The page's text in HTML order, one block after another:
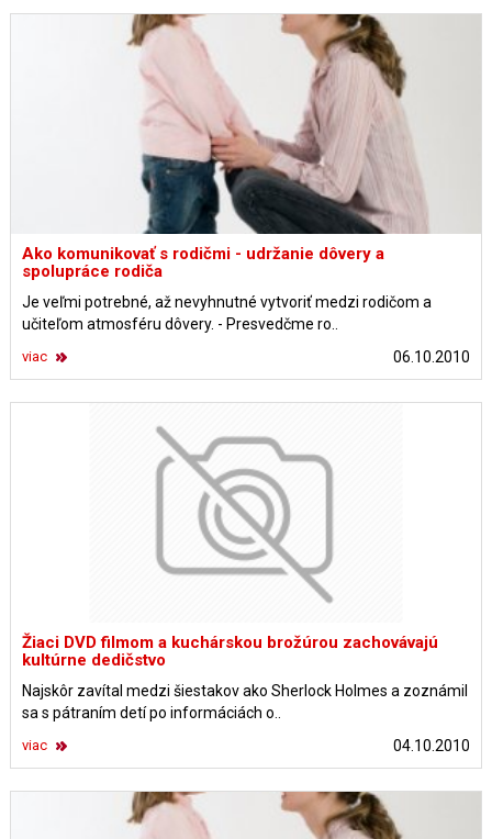
Ako komunikovať s rodičmi - udržanie dôvery a
spolupráce rodiča
Je veľmi potrebné, až nevyhnutné vytvoriť medzi rodičom a
učiteľom atmosféru dôvery. - Presvedčme ro..
06.10.2010
viac
Žiaci DVD filmom a kuchárskou brožúrou zachovávajú
kultúrne dedičstvo
Najskôr zavítal medzi šiestakov ako Sherlock Holmes a zoznámil
sa s pátraním detí po informáciách o..
04.10.2010
viac